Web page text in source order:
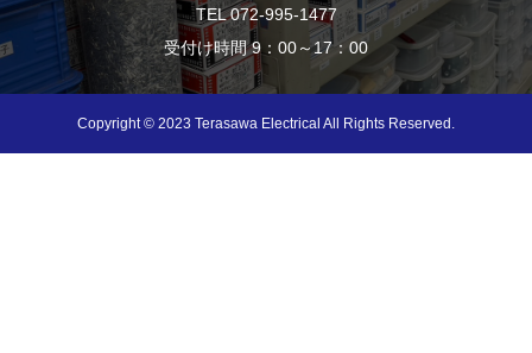
TEL 072-995-1477
受付け時間 9：00～17：00
Copyright © 2023 Terasawa Electrical All Rights Reserved.